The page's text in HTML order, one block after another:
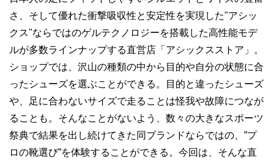
さ、そして優れた衝撃吸収性と安定性を実現した"アシッ
クス"ならではのゲルテクノロジーを搭載した高性能モデ
ルが多数ラインナップする直営店「アシックスストア」。
ショップでは、沢山の種類の中から目的や自分の状態に合
ったシューズを選ぶことができる。目的と違ったシューズ
や、足に合わないサイズで走ることは怪我や故障につなが
ることも。そんなことがないよう、数々の大きなスポーツ
祭典で結果を出し続けてきた同ブランドならではの、”プ
ロの靴選び”を体験することができる。今回は、そんな直